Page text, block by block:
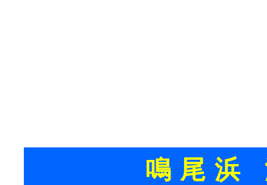
鳴尾浜